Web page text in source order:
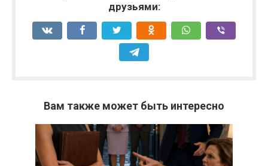
друзьями:
Вам также может быть интересно